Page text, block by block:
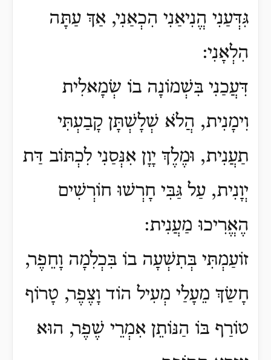
גִּדְּעַנִי הֱנִיאַנִי הִכְאַנִי, אַךְ עַתָּה
הִלְאָנִי:
דִּעֲכַנִי בִּשְׁמוֹנָה בוֹ שְׂמָאלִית
וִימָנִית, הֲלֹא שְׁלָשְׁתָּן קָבַעְתִּי
תַעֲנִית, וּמֶלֶךְ יָוָן אִנְּסַנִי לִכְתּוֹב דַּת
יְוָנִית, עַל גַּבִּי חָרְשׁוּ חוֹרְשִׁים
הֶאֱרִיכוּ מַעֲנִית:
זוֹעַמְתִּי בְּתִשְׁעָה בוֹ בִּכְלִמָה וָחֵפֶר,
חָשַׂךְ מֵעָלַי מְעִיל הוֹד וָצֶפֶר, טָרוֹף
טוֹרַף בּוֹ הַנּוֹתֵן אִמְרֵי שֶׁפֶר, הוּא